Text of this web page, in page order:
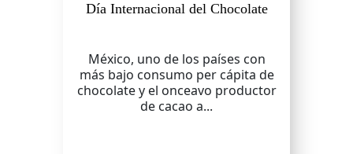
Día Internacional del Chocolate
México, uno de los países con
más bajo consumo per cápita de
chocolate y el onceavo productor
de cacao a...